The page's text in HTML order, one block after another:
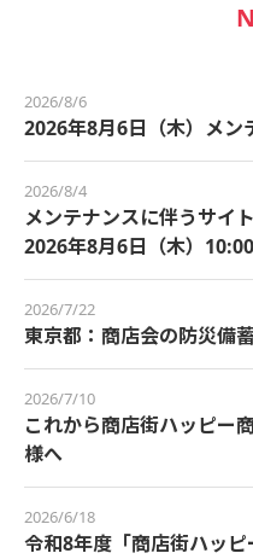
2026/8/6
2026年8月6日（木）メン
2026/8/4
メンテナンスに伴うサイ
2026年8月6日（木）
2026/7/22
東京都：商店会の防災備
2026/7/10
これから商店街ハッピー
様へ
2026/6/18
令和8年度「商店街ハッ